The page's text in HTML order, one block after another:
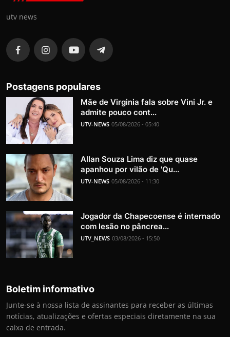
utv news
Postagens populares
Mãe de Virginia fala sobre Vini Jr. e
admite pouco cont...
UTV-NEWS 05/08/2026 - 05:40
Allan Souza Lima diz que quase
apanhou por vilão de 'Qu...
UTV-NEWS 05/08/2026 - 11:30
Jogador da Chapecoense é internado
com lesão no pâncrea...
UTV_NEWS 03/08/2026 - 15:50
Boletim informativo
Junte-se à nossa lista de assinantes para receber as últimas
notícias, atualizações e ofertas especiais diretamente na sua
caixa de entrada.